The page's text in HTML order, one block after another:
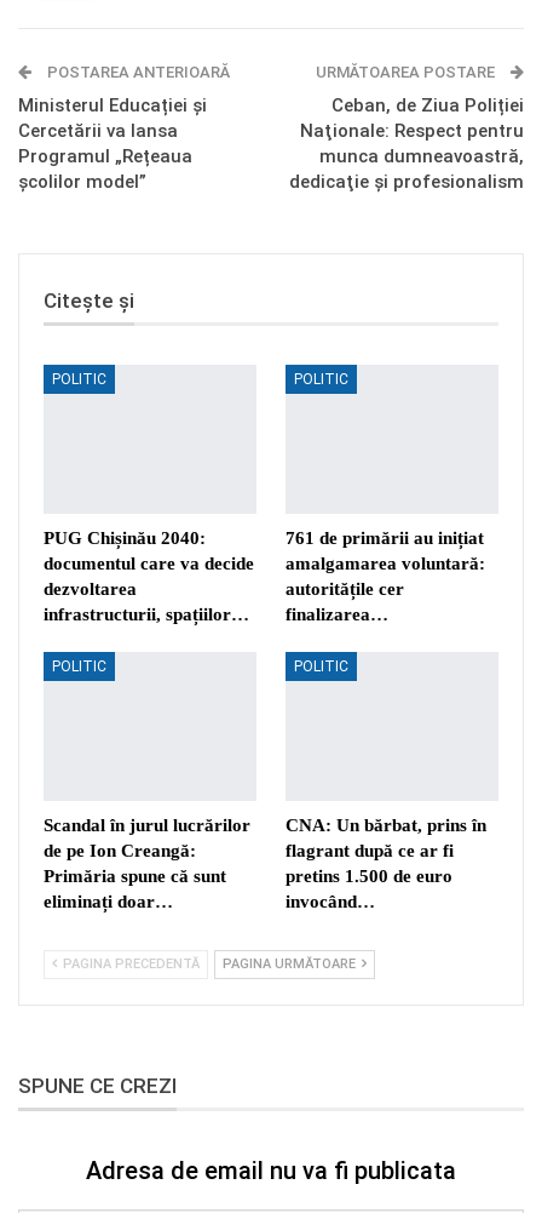
Telegram OK.ru
POSTAREA ANTERIOARĂ
Ministerul Educației și
Cercetării va lansa
Programul „Rețeaua
școlilor model”
URMĂTOAREA POSTARE
Ceban, de Ziua Poliției
Naţionale: Respect pentru
munca dumneavoastră,
dedicaţie și profesionalism
Citește și
POLITIC
PUG Chișinău 2040:
documentul care va decide
dezvoltarea
infrastructurii, spațiilor…
POLITIC
761 de primării au inițiat
amalgamarea voluntară:
autoritățile cer
finalizarea…
POLITIC
Scandal în jurul lucrărilor
de pe Ion Creangă:
Primăria spune că sunt
eliminați doar…
POLITIC
CNA: Un bărbat, prins în
flagrant după ce ar fi
pretins 1.500 de euro
invocând…
PAGINA PRECEDENTĂ PAGINA URMĂTOARE
SPUNE CE CREZI
Adresa de email nu va fi publicata